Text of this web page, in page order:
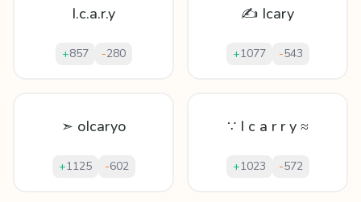
I.c.a.r.y
+857 -280
✍ Icary
+1077 -543
➣ oIcaryo
+1125 -602
∵ I c a r r y ≈
+1023 -572